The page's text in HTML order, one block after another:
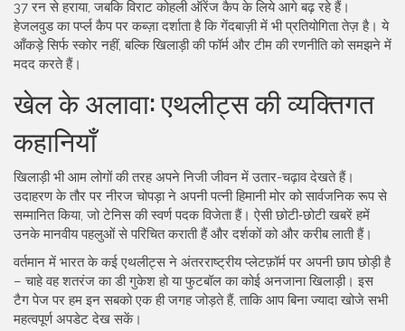
37 रन से हराया, जबकि विराट कोहली ऑरेंज कैप के लिये आगे बढ़ रहे हैं।
हेजलवुड का पर्प्ल कैप पर कब्ज़ा दर्शाता है कि गेंदबाज़ी में भी प्रतियोगिता तेज़ है। ये
आँकड़े सिर्फ स्कोर नहीं, बल्कि खिलाड़ी की फॉर्म और टीम की रणनीति को समझने में
मदद करते हैं।
खेल के अलावा: एथलीट्स की व्यक्तिगत
कहानियाँ
खिलाड़ी भी आम लोगों की तरह अपने निजी जीवन में उतार-चढ़ाव देखते हैं।
उदाहरण के तौर पर नीरज चोपड़ा ने अपनी पत्नी हिमानी मोर को सार्वजनिक रूप से
सम्मानित किया, जो टेनिस की स्वर्ण पदक विजेता हैं। ऐसी छोटी‑छोटी खबरें हमें
उनके मानवीय पहलुओं से परिचित कराती हैं और दर्शकों को और करीब लाती हैं।
वर्तमान में भारत के कई एथलीट्स ने अंतरराष्ट्रीय प्लेटफ़ॉर्म पर अपनी छाप छोड़ी है
– चाहे वह शतरंज का डी गुकेश हो या फुटबॉल का कोई अनजाना खिलाड़ी। इस
टैग पेज पर हम इन सबको एक ही जगह जोड़ते हैं, ताकि आप बिना ज्यादा खोजे सभी
महत्वपूर्ण अपडेट देख सकें।